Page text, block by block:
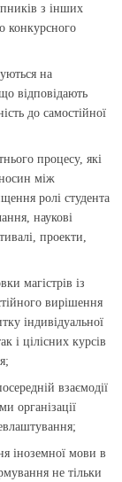
з інших
конкурсного
на
відповідають
до самостійної
процесу, які
між
ролі студента
наукові
проекти,
магістрів із
вирішення
індивідуальної
і цілісних курсів
взаємодії
організації
іноземної мови в
не тільки